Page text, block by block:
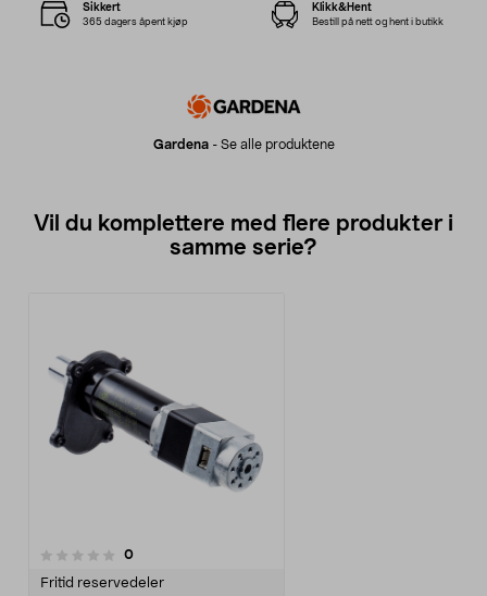
Gardena- Se alle produktene
Sikkert
365 dagers åpent kjøp
Klikk&Hent
Bestill på nett og hent i butikk
Vil du komplettere med flere produkter i
samme serie?
0anmeldelser
Fritid reservedeler